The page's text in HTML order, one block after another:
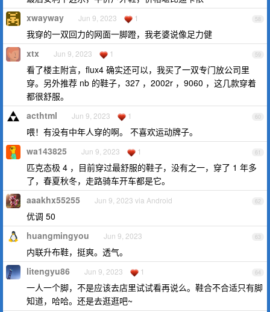
58
xwayway Jun 9, 2023 1
我穿的一双回力的网面一脚蹬，我老婆说像足力健
59
xtx Jun 9, 2023 1
看了楼主附言，flux4 确实还可以，我买了一双专门放公司里
穿。另外推荐 nb 的鞋子，327 ，2002r ，9060 ，这几款穿着
都很舒服。
60
acthtml Jun 9, 2023 1
喂！有没有中年人穿的啊。 不喜欢运动牌子。
61
wa143825 Jun 9, 2023 1
匹克态极 4 ，目前穿过最舒服的鞋子，没有之一，穿了 1 年多
了，春夏秋冬，走路骑车开车都是它。
62
aaakhx55255 Jun 9, 2023 via Android
优调 50
63
huangmingyou Jun 9, 2023
内联升布鞋，挺爽。透气。
64
litengyu86 Jun 9, 2023 1
一人一个脚，不是应该去店里试试看再说么。鞋合不合适只有脚
知道，哈哈。还是去逛逛吧~